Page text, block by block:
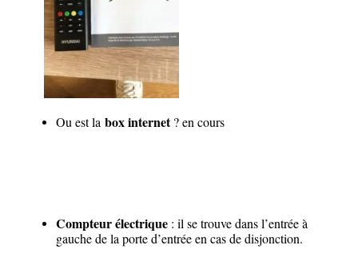
Ou est la box internet? en cours
Compteur électrique : il se trouve dans l’entrée à
gauche de la porte d’entrée en cas de disjonction.